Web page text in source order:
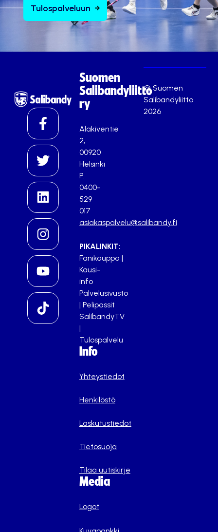
Tulospalveluun
Suomen
Salibandyliitto
ry
Alakiventie
2,
00920
Helsinki
P.
0400-
529
017
asiakaspalvelu@salibandy.fi
PIKALINKIT:
Fanikauppa |
Kausi-
info
Palvelusivusto
| Pelipassit
SalibandyTV
|
Tulospalvelu
Info
Yhteystiedot
Henkilöstö
Laskutustiedot
Tietosuoja
Tilaa uutiskirje
Media
Logot
© Suomen
Salibandyliitto
2026